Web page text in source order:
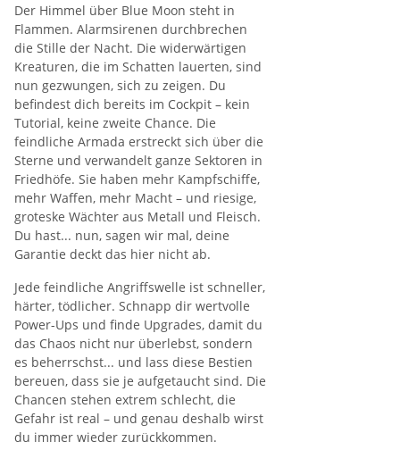
Der Himmel über Blue Moon steht in
Flammen. Alarmsirenen durchbrechen
die Stille der Nacht. Die widerwärtigen
Kreaturen, die im Schatten lauerten, sind
nun gezwungen, sich zu zeigen. Du
befindest dich bereits im Cockpit – kein
Tutorial, keine zweite Chance. Die
feindliche Armada erstreckt sich über die
Sterne und verwandelt ganze Sektoren in
Friedhöfe. Sie haben mehr Kampfschiffe,
mehr Waffen, mehr Macht – und riesige,
groteske Wächter aus Metall und Fleisch.
Du hast... nun, sagen wir mal, deine
Garantie deckt das hier nicht ab.
Jede feindliche Angriffswelle ist schneller,
härter, tödlicher. Schnapp dir wertvolle
Power-Ups und finde Upgrades, damit du
das Chaos nicht nur überlebst, sondern
es beherrschst... und lass diese Bestien
bereuen, dass sie je aufgetaucht sind. Die
Chancen stehen extrem schlecht, die
Gefahr ist real – und genau deshalb wirst
du immer wieder zurückkommen.